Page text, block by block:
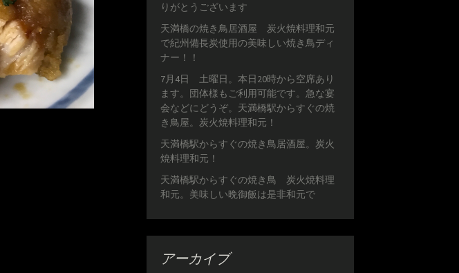
りがとうございます
天満橋の焼き鳥居酒屋 炭火焼料理和元
で紀州備長炭使用の美味しい焼き鳥ディ
ナー！！
7月4日 土曜日。本日20時から空席あり
ます。団体様もご利用可能です。急な宴
会などにどうぞ。天満橋駅からすぐの焼
き鳥屋。炭火焼料理和元！
天満橋駅からすぐの焼き鳥居酒屋。炭火
焼料理和元！
天満橋駅からすぐの焼き鳥 炭火焼料理
和元。美味しい晩御飯は是非和元で
アーカイブ